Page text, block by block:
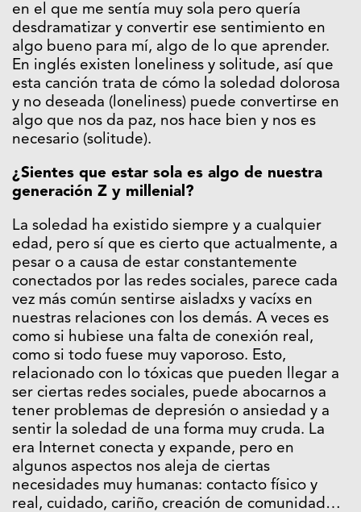
en el que me sentía muy sola pero quería
desdramatizar y convertir ese sentimiento en
algo bueno para mí, algo de lo que aprender.
En inglés existen loneliness y solitude, así que
esta canción trata de cómo la soledad dolorosa
y no deseada (loneliness) puede convertirse en
algo que nos da paz, nos hace bien y nos es
necesario (solitude).
¿Sientes que estar sola es algo de nuestra
generación Z y millenial?
La soledad ha existido siempre y a cualquier
edad, pero sí que es cierto que actualmente, a
pesar o a causa de estar constantemente
conectados por las redes sociales, parece cada
vez más común sentirse aisladxs y vacíxs en
nuestras relaciones con los demás. A veces es
como si hubiese una falta de conexión real,
como si todo fuese muy vaporoso. Esto,
relacionado con lo tóxicas que pueden llegar a
ser ciertas redes sociales, puede abocarnos a
tener problemas de depresión o ansiedad y a
sentir la soledad de una forma muy cruda. La
era Internet conecta y expande, pero en
algunos aspectos nos aleja de ciertas
necesidades muy humanas: contacto físico y
real, cuidado, cariño, creación de comunidad…